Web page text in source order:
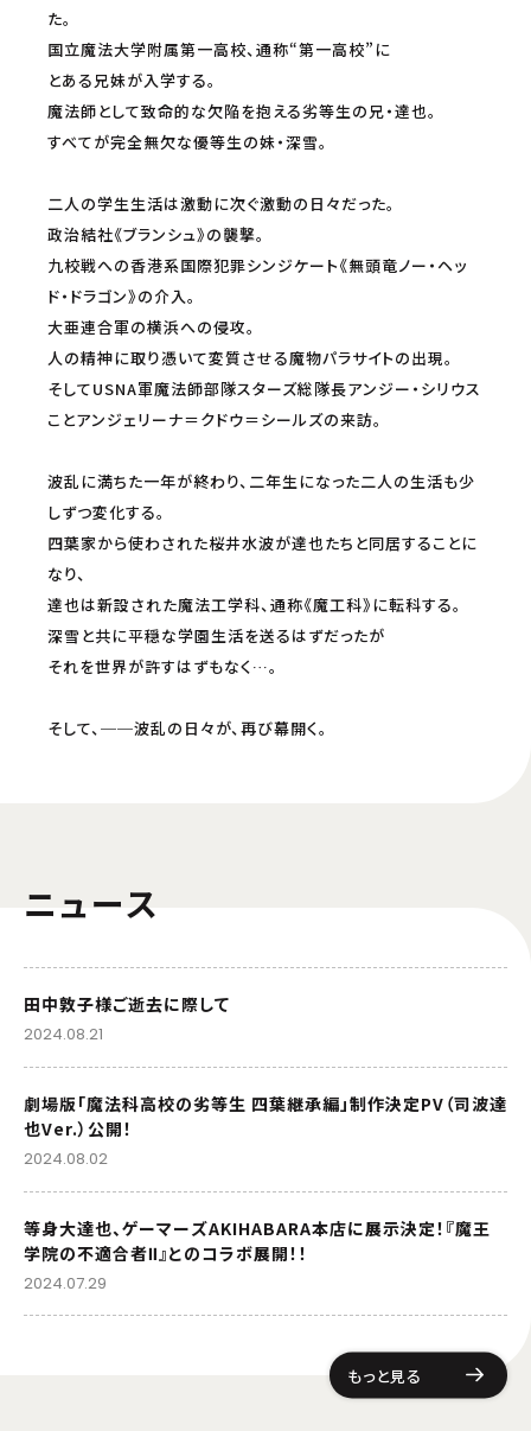
カンテレドーガ HAPPY!動画
ムービーフルplus クランクイン！ビデオ
承ください。
た。
国立魔法大学附属第一高校、通称“第一高校”に
とある兄妹が入学する。
魔法師として致命的な欠陥を抱える劣等生の兄・達也。
すべてが完全無欠な優等生の妹・深雪。
二人の学生生活は激動に次ぐ激動の日々だった。
政治結社《ブランシュ》の襲撃。
九校戦への香港系国際犯罪シンジケート《無頭竜ノー・ヘッ
ド・ドラゴン》の介入。
大亜連合軍の横浜への侵攻。
人の精神に取り憑いて変質させる魔物パラサイトの出現。
そしてUSNA軍魔法師部隊スターズ総隊長アンジー・シリウス
ことアンジェリーナ＝クドウ＝シールズの来訪。
波乱に満ちた一年が終わり、二年生になった二人の生活も少
しずつ変化する。
四葉家から使わされた桜井水波が達也たちと同居することに
なり、
達也は新設された魔法工学科、通称《魔工科》に転科する。
深雪と共に平穏な学園生活を送るはずだったが
それを世界が許すはずもなく…。
そして、──波乱の日々が、再び幕開く。
ニュース
田中敦子様ご逝去に際して
2024.08.21
劇場版「魔法科高校の劣等生 四葉継承編」制作決定PV（司波達
也Ver.）公開！
2024.08.02
等身大達也、ゲーマーズAKIHABARA本店に展示決定！『魔王
学院の不適合者Ⅱ』とのコラボ展開！！
2024.07.29
もっと見る